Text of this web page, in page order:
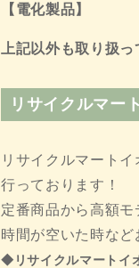
【電化製品】
上記以外も取り扱
リサイクルマー
リサイクルマート
行っております！
定番商品から高額モ
時間が空いた時など
◆リサイクルマートイ